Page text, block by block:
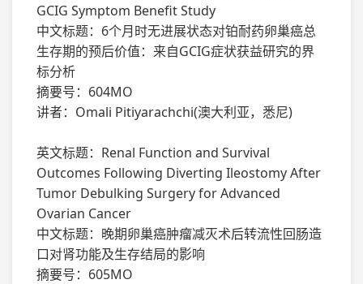
GCIG Symptom Benefit Study
中文标题：6个月时无进展状态对铂耐药卵巢癌总
生存期的预后价值：来自GCIG症状获益研究的界
标分析
摘要号：604MO
讲者：Omali Pitiyarachchi(澳大利亚，悉尼)
英文标题：Renal Function and Survival
Outcomes Following Diverting Ileostomy After
Tumor Debulking Surgery for Advanced
Ovarian Cancer
中文标题：晚期卵巢癌肿瘤减灭术后转流性回肠造
口对肾功能及生存结局的影响
摘要号：605MO